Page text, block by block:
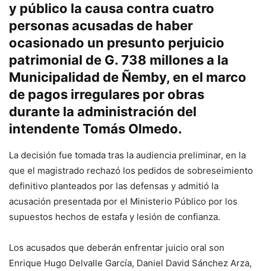
y público la causa contra cuatro
personas acusadas de haber
ocasionado un presunto perjuicio
patrimonial de G. 738 millones a la
Municipalidad de Ñemby, en el marco
de pagos irregulares por obras
durante la administración del
intendente Tomás Olmedo.
La decisión fue tomada tras la audiencia preliminar, en la
que el magistrado rechazó los pedidos de sobreseimiento
definitivo planteados por las defensas y admitió la
acusación presentada por el Ministerio Público por los
supuestos hechos de estafa y lesión de confianza.
Los acusados que deberán enfrentar juicio oral son
Enrique Hugo Delvalle García, Daniel David Sánchez Arza,